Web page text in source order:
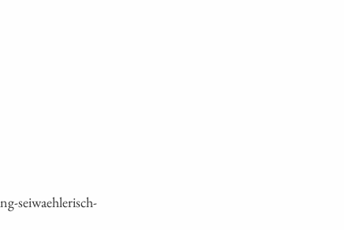
seiwaehlerisch-